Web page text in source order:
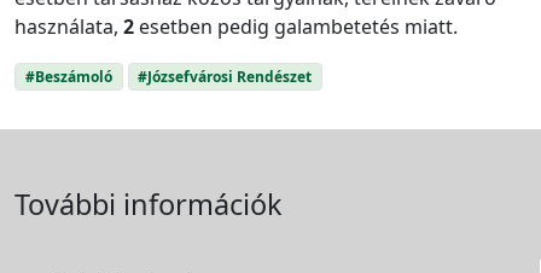
használata, 2 esetben pedig galambetetés miatt.
#Beszámoló #Józsefvárosi Rendészet
További információk